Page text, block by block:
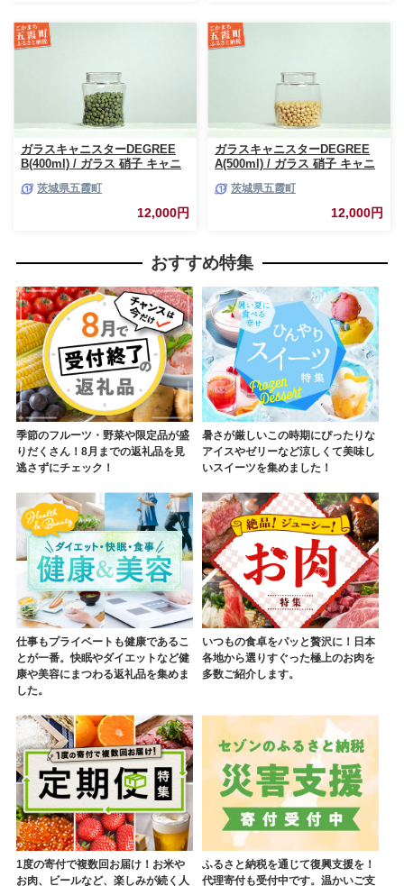
ガラスキャニスターDEGREE
B(400ml) / ガラス 硝子 キャニ
耐熱 一生もの 職人 こだわり
JIDA デザインミュージアムセ
レクション 茨城県 五霞町
茨城県五霞町
12,000円
ガラスキャニスターDEGREE
A(500ml) / ガラス 硝子 キャニ
耐熱 一生もの 職人 こだわり
JIDA デザインミュージアムセ
レクション 茨城県 五霞町
茨城県五霞町
12,000円
おすすめ特集
季節のフルーツ・野菜や限定品が盛
りだくさん！8月までの返礼品を見
逃さずにチェック！
暑さが厳しいこの時期にぴったりな
アイスやゼリーなど涼しくて美味し
いスイーツを集めました！
仕事もプライベートも健康であるこ
とが一番。快眠やダイエットなど健
康や美容にまつわる返礼品を集めま
した。
いつもの食卓をパッと贅沢に！日本
各地から選りすぐった極上のお肉を
多数ご紹介します。
1度の寄付で複数回お届け！お米や
お肉、ビールなど、楽しみが続く人
ふるさと納税を通じて復興支援を！
代理寄付も受付中です。温かいご支